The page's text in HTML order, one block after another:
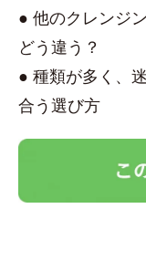
● 他のクレンジ
どう違う？
● 種類が多く、
合う選び方